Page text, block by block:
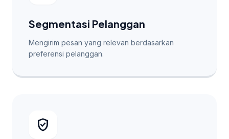
Segmentasi Pelanggan
Mengirim pesan yang relevan berdasarkan
preferensi pelanggan.
verified_user